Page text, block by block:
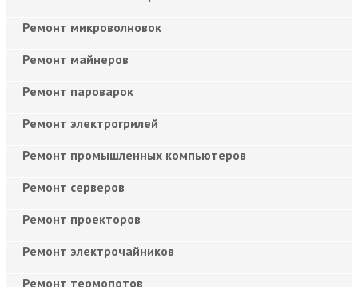
Ремонт микроволновок
Ремонт майнеров
Ремонт пароварок
Ремонт электрогрилей
Ремонт промышленных компьютеров
Ремонт серверов
Ремонт проекторов
Ремонт электрочайников
Ремонт термопотов